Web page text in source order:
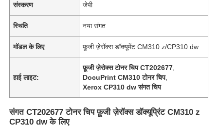
संस्करण जेपी
स्थिति नया संगत
मॉडल के लिए फ़ूजी ज़ेरॉक्स डॉक्यूमेंट CM310 z/CP310 dw
हाई लाइट:
फ़ूजी ज़ेरोक्स टोनर चिप CT202677
DocuPrint CM310 टोनर चिप,
Xerox CP310 dw संगत चिप
संगत CT202677 टोनर चिप फ़ूजी ज़ेरॉक्स डॉक्यूप्रिंट CM310 z
CP310 dw के लिए